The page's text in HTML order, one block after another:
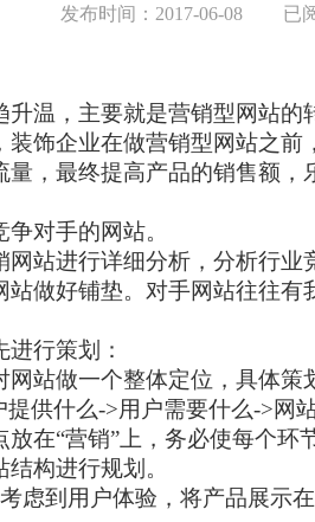
发布时间：2017-06-08 已
温，主要就是营销型网站
饰企业在做营销型网站之
，最终提高产品的销售额
对手的网站。
网站进行详细分析，分析行
做好铺垫。对手网站往往有
行策划：
站做一个整体定位，具体策
提供什么->用户需要什么->网
放在“营销” 上，务必使每个环
构进行规划。
虑到用户体验，将产品展示